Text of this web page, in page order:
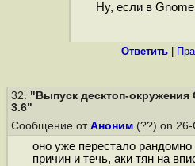
Ну, если в
Ответить
32. "Выпуск десктоп-окружения
3.6"
Сообщение от Аноним (??) on
оно уже перестало
причин и течь, аки тян на